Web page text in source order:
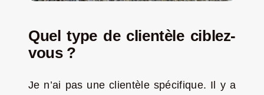
Quel type de clientèle ciblez-
vous ?
Je n’ai pas une clientèle spécifique. Il y a